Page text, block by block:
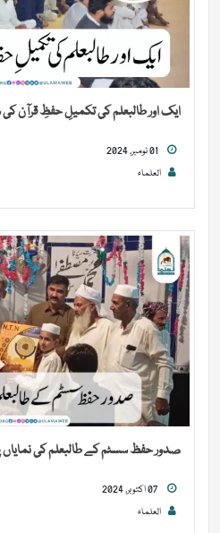
ایک اور طالبعلم کی تکمیلِ حفظِ قرآن
العلماء
صدور حفظ سسٹم کے طالبعلم کی نمایاں
العلماء